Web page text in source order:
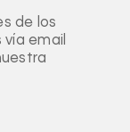
de los
email